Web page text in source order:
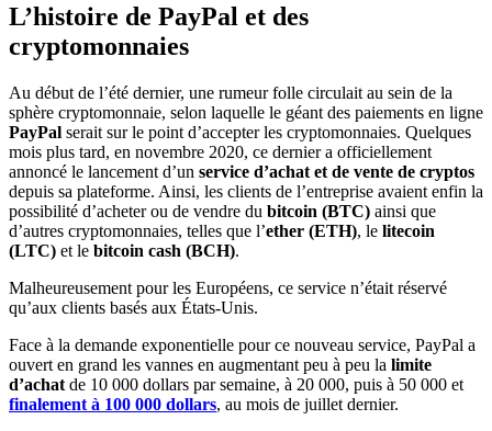
L’histoire de PayPal et des
cryptomonnaies
Au début de l’été dernier, une rumeur folle circulait au sein de la
sphère cryptomonnaie, selon laquelle le géant des paiements en ligne
PayPal serait sur le point d’accepter les cryptomonnaies. Quelques
mois plus tard, en novembre 2020, ce dernier a officiellement
annoncé le lancement d’un service d’achat et de vente de cryptos
depuis sa plateforme. Ainsi, les clients de l’entreprise avaient enfin la
possibilité d’acheter ou de vendre du bitcoin (BTC) ainsi que
d’autres cryptomonnaies, telles que l’ether (ETH), le litecoin
(LTC) et le bitcoin cash (BCH).
Malheureusement pour les Européens, ce service n’était réservé
qu’aux clients basés aux États-Unis.
Face à la demande exponentielle pour ce nouveau service, PayPal a
ouvert en grand les vannes en augmentant peu à peu la limite
d’achat de 10 000 dollars par semaine, à 20 000, puis à 50 000 et
finalement à 100 000 dollars, au mois de juillet dernier.